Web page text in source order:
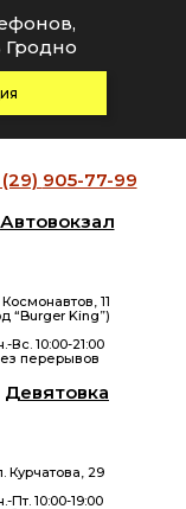
905-77-99
Автовокзал
11
“Burger King”)
Вс. 10:00-21:00
перерывов
Девятовка
Курчатова, 29
Пт. 10:00-19:00
Гродно